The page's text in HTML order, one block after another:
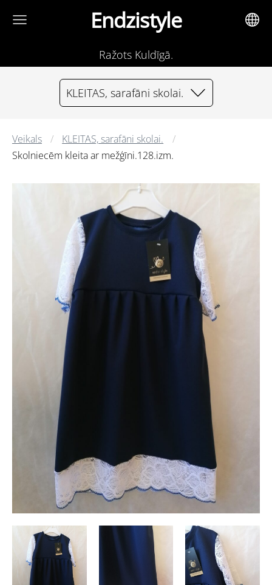
Endzistyle
Ražots Kuldīgā.
KLEITAS, sarafāni skolai.
Veikals
KLEITAS, sarafāni skolai.
Skolniecēm kleita ar mežģīni.128.izm.